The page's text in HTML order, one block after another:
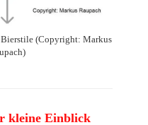
Bierstile (Copyright: Markus
kleine Einblick